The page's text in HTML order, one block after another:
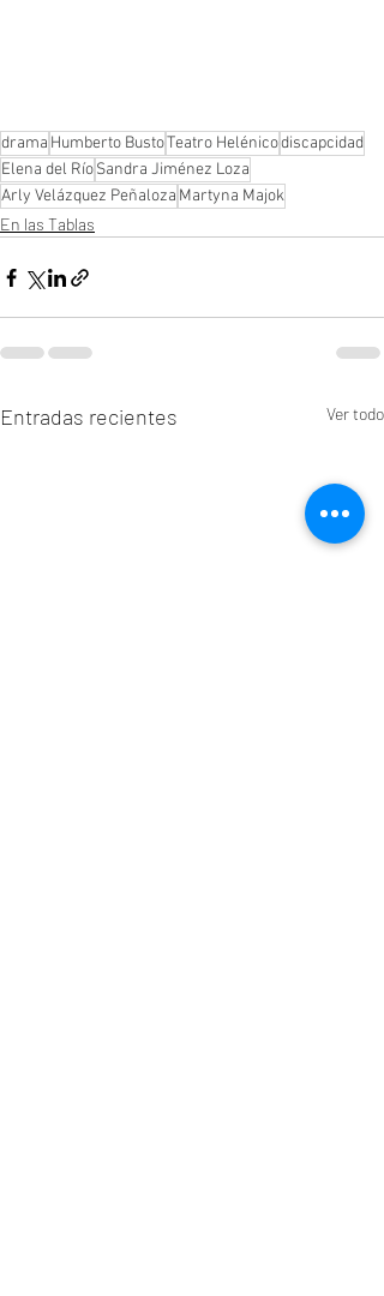
drama Humberto BustoTeatro Helénicodiscapcidad
Elena del RíoSandra Jiménez Loza
Arly Velázquez Peñaloza Martyna Majok
En las Tablas
Entradas recientes Ver todo